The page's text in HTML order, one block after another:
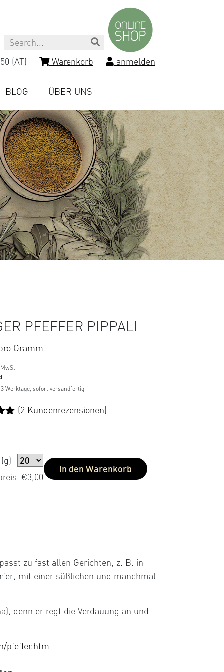
Search
(AT)
Warenkorb anmelden
BLOG ÜBER UNS
PFEFFER PIPPALI
Gramm
Werktage, sofort versandfertig
(2 Kundenrezensionen)
€3,00
In den Warenkorb
zu fast allen Gerichten, z. B. in
mit einer süßlichen und manchmal
denn er regt die Verdauung an und
pfeffer.htm